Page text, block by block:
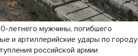
летнего мужчины, погибшего
и артиллерийские удары по городу
российской армии